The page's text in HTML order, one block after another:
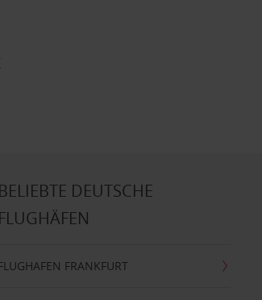
BELIEBTE DEUTSCHE
FLUGHÄFEN
FRANKFURT